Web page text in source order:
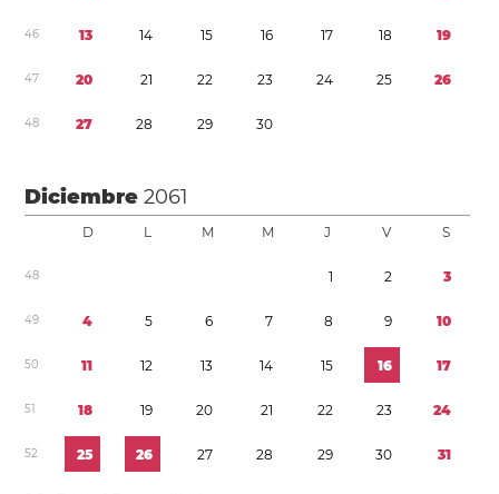
46 13 14 15 16 17 18 19
47 20 21 22 23 24 25 26
48 27 28 29 30
Diciembre2061
D L M M J V S
48 1 2 3
49 4 5 6 7 8 9 10
50 11 12 13 14 15 16 17
51 18 19 20 21 22 23 24
52 25 26 27 28 29 30 31